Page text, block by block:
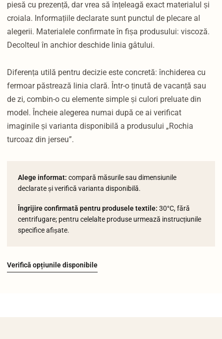
piesă cu prezență, dar vrea să înțeleagă exact materialul și
croiala. Informațiile declarate sunt punctul de plecare al
alegerii. Materialele confirmate în fișa produsului: viscoză.
Decolteul în anchior deschide linia gâtului.
Diferența utilă pentru decizie este concretă: închiderea cu
fermoar păstrează linia clară. Într-o ținută de vacanță sau
de zi, combin-o cu elemente simple și culori preluate din
model. Încheie alegerea numai după ce ai verificat
imaginile și varianta disponibilă a produsului „Rochia
turcoaz din jerseu”.
Alege informat: compară măsurile sau dimensiunile
declarate și verifică varianta disponibilă.
Îngrijire confirmată pentru produsele textile: 30°C, fără
centrifugare; pentru celelalte produse urmează instrucțiunile
specifice afișate.
Verifică opțiunile disponibile